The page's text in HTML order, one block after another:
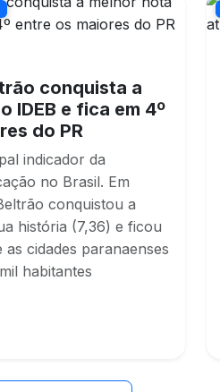
conquista a
IDEB e fica em 4º
do PR
indicador da
no Brasil. Em
conquistou a
história (7,36) e ficou
cidades paranaenses
habitantes